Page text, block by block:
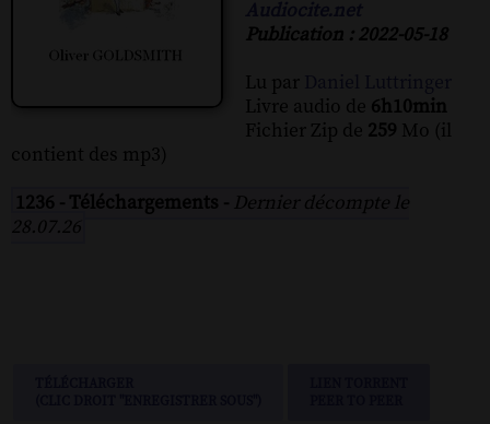
Publication : 2022-05-18
Lu par
Livre audio de 6h10min
Fichier Zip de 259 Mo (il
contient des mp3)
1236 - Téléchargements - Dernier décompte le
28.07.26